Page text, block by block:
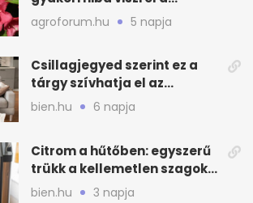
virágzást
agroforum.hu 5 napja
Csillagjegyed szerint ez a
tárgy szívhatja el az
otthonod energiáját
bien.hu 6 napja
Citrom a hűtőben: egyszerű
trükk a kellemetlen szagok
ellen
bien.hu 3 napja